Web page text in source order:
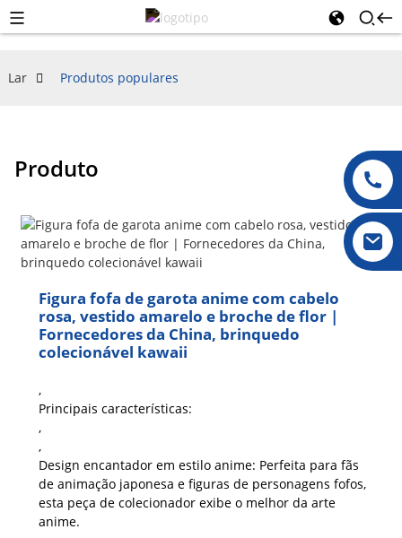
Lar Produtos populares
Produto
Figura fofa de garota anime com cabelo
rosa, vestido amarelo e broche de flor |
Fornecedores da China, brinquedo
colecionável kawaii
,
Principais características:
,
,
Design encantador em estilo anime: Perfeita para fãs
de animação japonesa e figuras de personagens fofos,
esta peça de colecionador exibe o melhor da arte
anime.